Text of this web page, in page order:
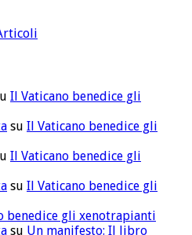
Il Vaticano benedice gli
su Il Vaticano benedice gli
Il Vaticano benedice gli
su Il Vaticano benedice gli
benedice gli xenotrapianti
su Un manifesto: Il libro